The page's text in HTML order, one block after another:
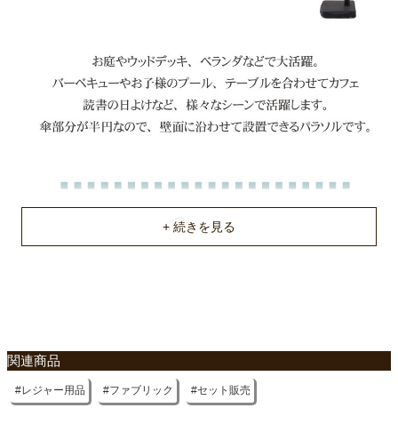
約140ｘ14.5ｘ13/51.5ｘ53ｘ10(cm)
約3.9/22kg
約3.2/20kg
中国
関連商品
レジャー用品 ファブリック セット販売